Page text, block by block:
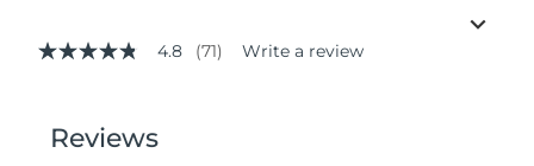
4.8
stars,
average
4.8 (71) Write a review